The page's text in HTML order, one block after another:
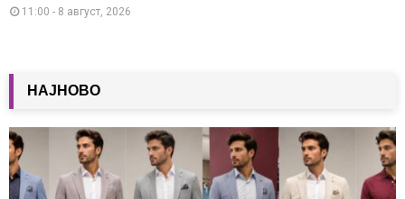
11:00 - 8 август, 2026
НАЈНОВО